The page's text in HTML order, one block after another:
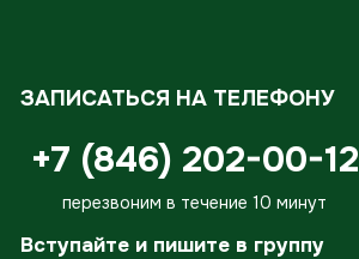
ЗАПИСАТЬСЯ НА ТЕЛЕФОНУ
+7 (846) 202-00-12
перезвоним в течение 10 минут
Вступайте и пишите в группу